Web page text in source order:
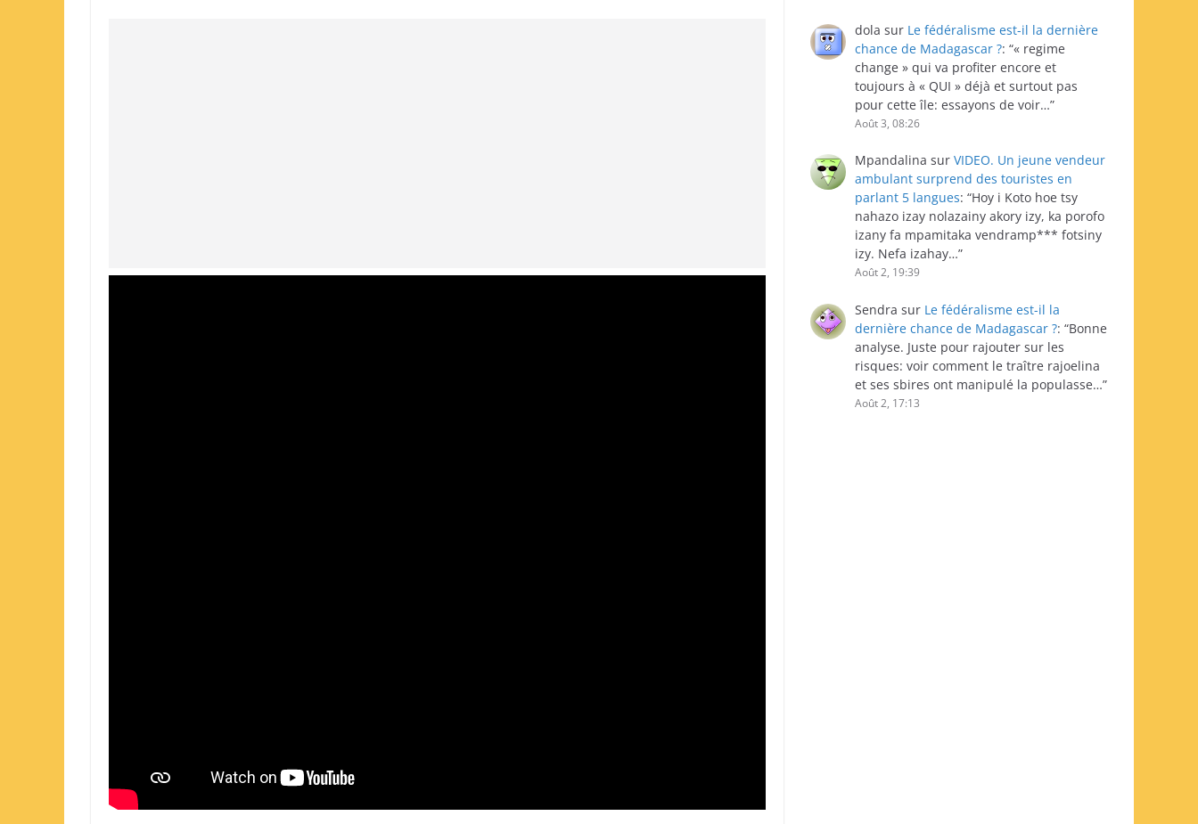
dola sur Le fédéralisme est-il la dernière
chance de Madagascar ?: “« regime
change » qui va profiter encore et
toujours à « QUI » déjà et surtout pas
pour cette île: essayons de voir…”
Août 3, 08:26
Mpandalina sur VIDEO. Un jeune vendeur
ambulant surprend des touristes en
parlant 5 langues: “Hoy i Koto hoe tsy
nahazo izay nolazainy akory izy, ka porofo
izany fa mpamitaka vendramp*** fotsiny
izy. Nefa izahay…”
Août 2, 19:39
Sendra sur Le fédéralisme est-il la
dernière chance de Madagascar ?: “Bonne
analyse. Juste pour rajouter sur les
risques: voir comment le traître rajoelina
et ses sbires ont manipulé la populasse…”
Août 2, 17:13